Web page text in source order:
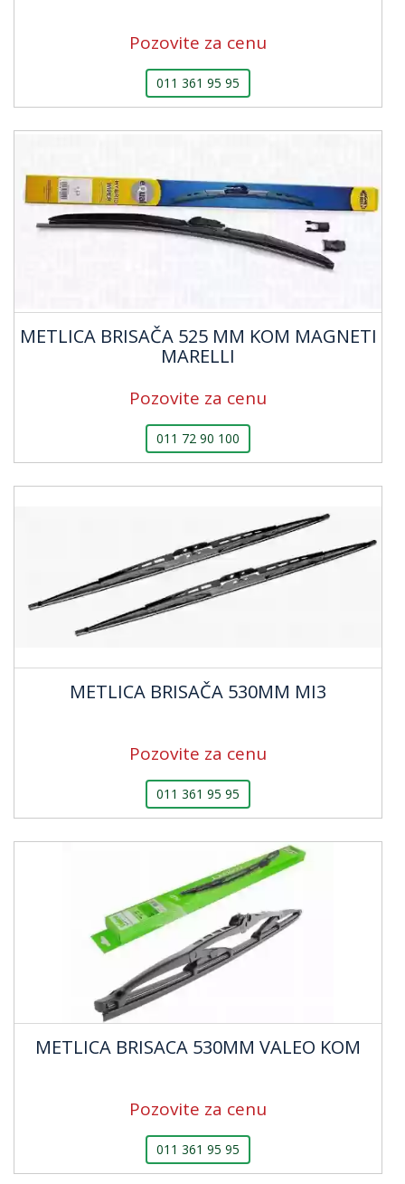
Pozovite za cenu
011 361 95 95
METLICA BRISAČA 525 MM KOM MAGNETI
MARELLI
Pozovite za cenu
011 72 90 100
METLICA BRISAČA 530MM MI3
Pozovite za cenu
011 361 95 95
METLICA BRISACA 530MM VALEO KOM
Pozovite za cenu
011 361 95 95